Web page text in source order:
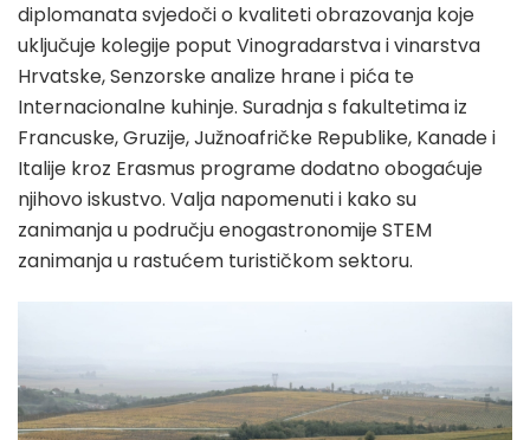
diplomanata svjedoči o kvaliteti obrazovanja koje
uključuje kolegije poput Vinogradarstva i vinarstva
Hrvatske, Senzorske analize hrane i pića te
Internacionalne kuhinje. Suradnja s fakultetima iz
Francuske, Gruzije, Južnoafričke Republike, Kanade i
Italije kroz Erasmus programe dodatno obogaćuje
njihovo iskustvo.​ Valja napomenuti i kako su
zanimanja u području enogastronomije STEM
zanimanja u rastućem turističkom sektoru.